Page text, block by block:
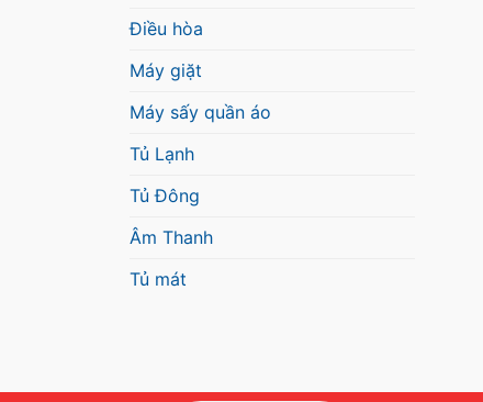
Điều hòa
Máy giặt
Máy sấy quần áo
Tủ Lạnh
Tủ Đông
Âm Thanh
Tủ mát